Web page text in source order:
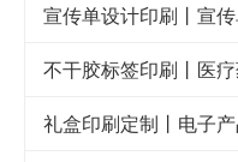
宣传单设计印刷丨宣
不干胶标签印刷丨医